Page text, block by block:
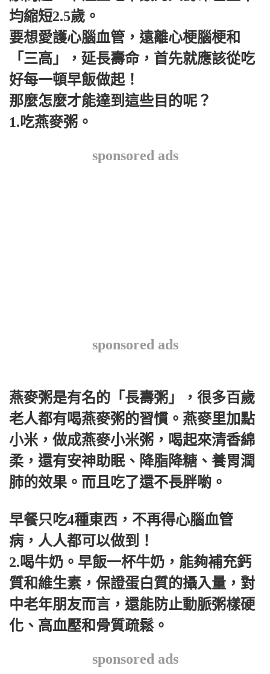
均縮短2.5歲。
要想愛護心腦血管，遠離心梗腦梗和
「三高」，延長壽命，首先就應該從吃
好每一頓早飯做起！
那麼怎麼才能達到這些目的呢？
1.吃燕麥粥。
sponsored ads
sponsored ads
燕麥粥是有名的「長壽粥」，很多百歲
老人都有喝燕麥粥的習慣。燕麥里加點
小米，做成燕麥小米粥，喝起來清香綿
柔，還有安神助眠、降脂降糖、養胃潤
肺的效果。而且吃了還不長胖喲。
早餐只吃4種東西，不再得心腦血管
病，人人都可以做到！
2.喝牛奶。早飯一杯牛奶，能夠補充鈣
質和維生素，保證蛋白質的攝入量，對
中老年朋友而言，還能防止動脈粥樣硬
化、高血壓和骨質疏鬆。
sponsored ads